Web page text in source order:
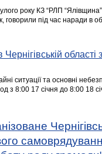
року КЗ “РЛП “Ялівщина”
говорили під час наради в
Чернігівській
ситуації та основні
з 8:00 17 січня до 8:00 18